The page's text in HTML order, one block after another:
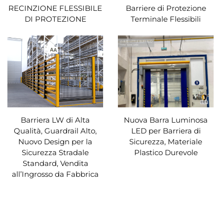
RECINZIONE FLESSIBILE
DI PROTEZIONE
Barriere di Protezione
Terminale Flessibili
Barriera LW di Alta
Qualità, Guardrail Alto,
Nuovo Design per la
Sicurezza Stradale
Standard, Vendita
all’Ingrosso da Fabbrica
Nuova Barra Luminosa
LED per Barriera di
Sicurezza, Materiale
Plastico Durevole